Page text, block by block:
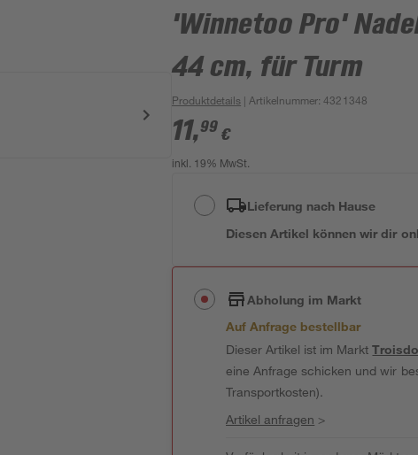
'Winnetoo Pro'
44 cm, für Turm
Produktdetails | Artikelnummer:4321348
11,99 €
inkl. 19% MwSt.
Lieferung nach Hause
Diesen Artikel können wir dir
Abholung im Markt
Auf Anfrage bestellbar
Dieser Artikel ist im Markt
eine Anfrage schicken und wir
Transportkosten).
Artikel anfragen >